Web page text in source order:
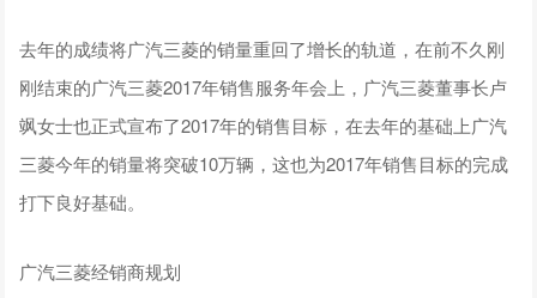
去年的成绩将广汽三菱的销量重回了增长的轨道，在前不久刚
刚结束的广汽三菱2017年销售服务年会上，广汽三菱董事长卢
飒女士也正式宣布了2017年的销售目标，在去年的基础上广汽
三菱今年的销量将突破10万辆，这也为2017年销售目标的完成
打下良好基础。
广汽三菱经销商规划